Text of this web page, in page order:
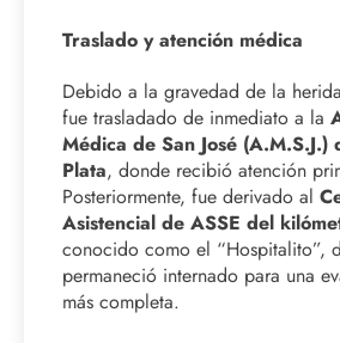
Traslado y atención médica
Debido a la gravedad de la
fue trasladado de inmediato a la
Médica de San José
Plata, donde recibió atención
Posteriormente, fue derivado al
Asistencial de ASSE del
conocido como el “Hospitalito”,
permaneció internado para una
más completa.